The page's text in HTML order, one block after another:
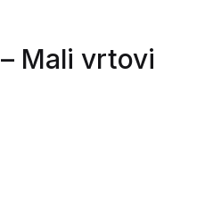
– Mali vrtovi